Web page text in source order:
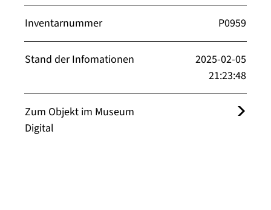
Inventarnummer P0959
Stand der Infomationen
2025-02-05
21:23:48
Zum Objekt im Museum
Digital